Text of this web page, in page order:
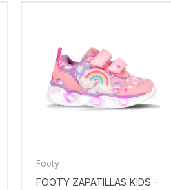
Footy
FOOTY ZAPATILLAS KIDS -